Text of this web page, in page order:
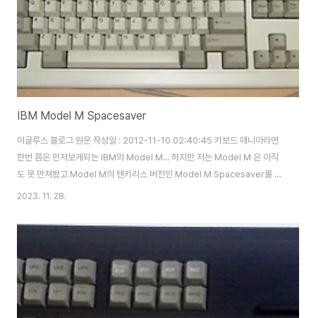
IBM Model M Spacesaver
이글루스 블로그 원문 작성일 : 2012-11-10 02:40:45 키보드 매니아라면
한번 쯤은 만져보게되는 IBM의 Model M... 하지만 저는 Model M 은 아직
도 못 만져봤고 Model M의 텐키리스 버전인 Model M Spacesaver를 먼
저 접해봤습니다. 희한하게 가장 접해보기 쉬운 M을 놔두고 M2 와
이 슬림한 기성품과 비교하면 한 덩치 합니다. 무게도 묵직하구요. 버클링 특유
스프링이 꺾이기 전까지의 압이 저한테는 많이 높아서 힘들었습니다. 그래도
소리하나는 정말 우렁차고 좋았었네요.
2023. 11. 28.